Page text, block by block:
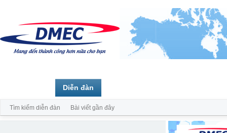
Diễn đàn
Tìm kiếm diễn đàn Bài viết gần đây